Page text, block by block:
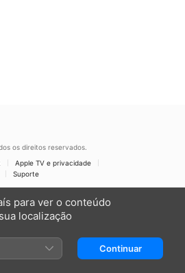
os direitos reservados.
Apple TV e privacidade
Suporte
para ver o conteúdo
localização
Continuar